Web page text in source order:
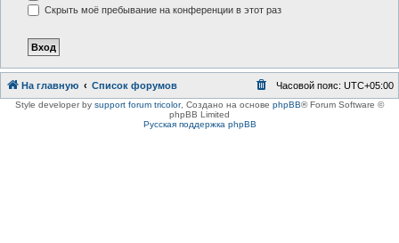
Скрыть моё пребывание на конференции в этот раз
На главную Список форумов Часовой пояс: UTC+05:00
Style developer by support forum tricolor, Создано на основе phpBB® Forum Software ©
phpBB Limited
Русская поддержка phpBB